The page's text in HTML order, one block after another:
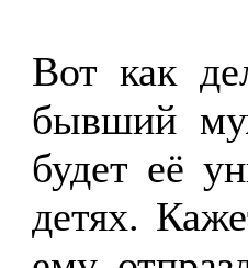
Вот как
бывший
будет её
детях.